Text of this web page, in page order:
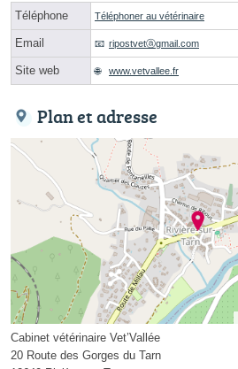
Téléphone Téléphoner au vétérinaire
Email ripostvetⓐgmail.com
Site web www.vetvallee.fr
Plan et adresse
Cabinet vétérinaire Vet’Vallée
20 Route des Gorges du Tarn